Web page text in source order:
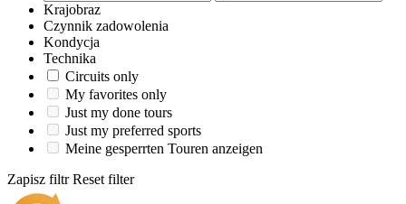
Krajobraz
Czynnik zadowolenia
Kondycja
Technika
Circuits only
My favorites only
Just my done tours
Just my preferred sports
Meine gesperrten Touren anzeigen
Zapisz filtr Reset filter